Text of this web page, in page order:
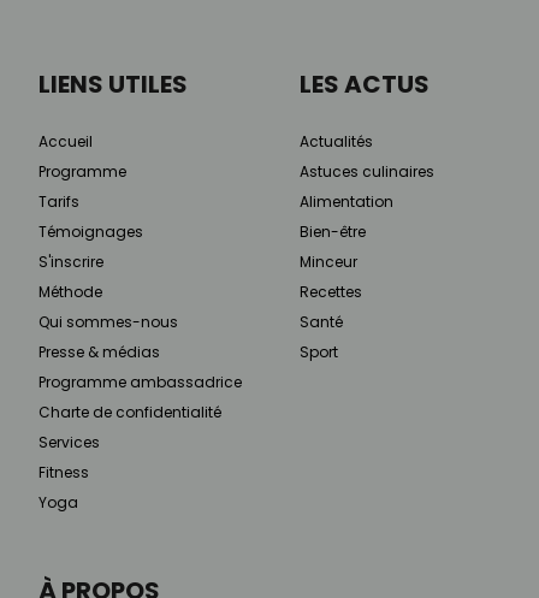
À PROPOS
LIENS UTILES
Accueil
Programme
Tarifs
Témoignages
S'inscrire
Méthode
Qui sommes-nous
Presse & médias
Programme ambassadrice
Charte de confidentialité
Services
Fitness
Yoga
LES ACTUS
Actualités
Astuces culinaires
Alimentation
Bien-être
Minceur
Recettes
Santé
Sport